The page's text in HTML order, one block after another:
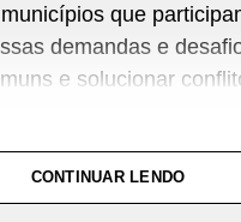
que
demandas e
e solucionar
CONTINUAR LENDO